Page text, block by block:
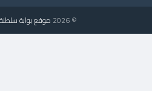
© 2026 موقع بوابة